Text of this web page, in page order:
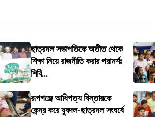
ছাত্রদল সভাপতিকে অতীত থেকে
শিক্ষা নিয়ে রাজনীতি করার পরামর্শঃ
শিবি...
রূপগঞ্জে আধিপত্য বিস্তারকে
কেন্দ্র করে যুবদল-ছাত্রদল সংঘর্ষে